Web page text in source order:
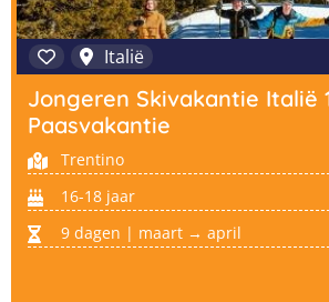
Italië
Jongeren Skivakantie Italië
Paasvakantie
Trentino
16-18 jaar
9 dagen | maart → april